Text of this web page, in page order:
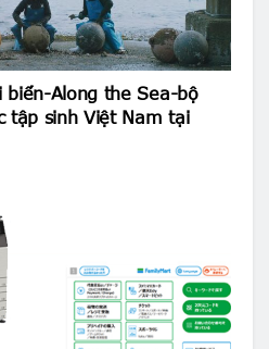
biển-Along the Sea-bộ
tập sinh Việt Nam tại